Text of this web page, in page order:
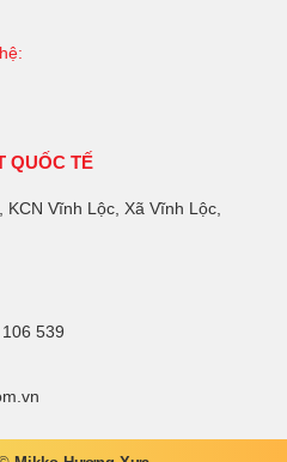
QUỐC TẾ
Vĩnh Lộc, Xã Vĩnh Lộc,
539